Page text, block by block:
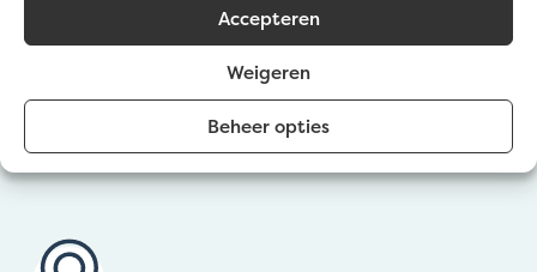
Accepteren
Weigeren
Beheer opties
☀️20 juli – 7 augustus
🕖 09:00 – 12:00 | 12:30 – 15:30 uur
Zaterdagen wel open in Zedelgem: 4/07, 11/07 &
08:00 – 11:45